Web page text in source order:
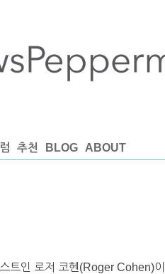
추천 BLOG ABOUT
트인 로저 코헨(Roger Cohen)